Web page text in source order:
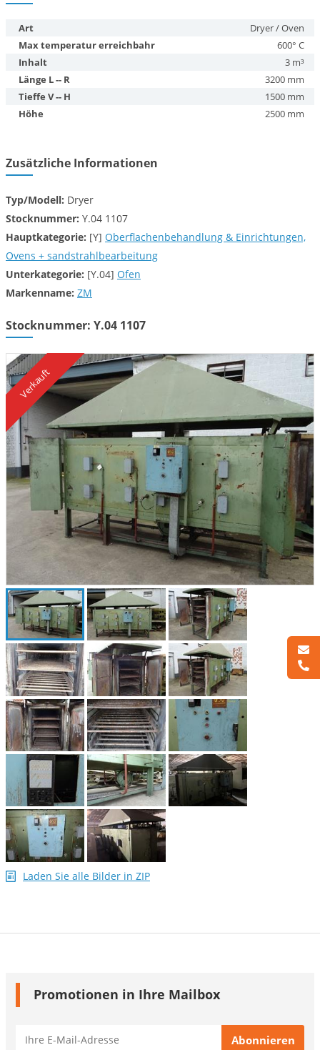
Art
Dryer / Oven
Max temperatur erreichbahr
600° C
Inhalt
3 m³
Länge L -- R
3200 mm
Tieffe V -- H
1500 mm
Höhe
2500 mm
Zusätzliche Informationen
Typ/Modell: Dryer
Stocknummer: Y.04 1107
Hauptkategorie: [Y] Oberflachenbehandlung & Einrichtungen,
Ovens + sandstrahlbearbeitung
Unterkategorie: [Y.04] Ofen
Markenname: ZM
Stocknummer: Y.04 1107
Verkauft
Laden Sie alle Bilder in ZIP
Promotionen in Ihre Mailbox